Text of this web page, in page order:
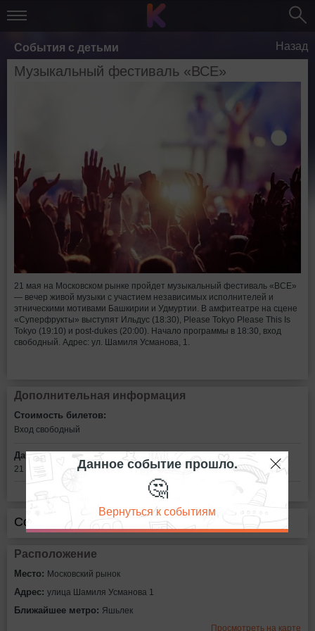
События с детьми Назад
Музыкальный фестиваль «ВСЕ»
21 мая на Московском рынке пройдет музыкальный фестиваль «ВСЕ»
— вечер живой музыки с участием независимых исполнителей и
этническими мотивами Башкирии и Удмуртии. В амфитеатре на сцене
«Суперфрукты» выступят Ильдус (18:30), Please Tokyo Please This Is
Tokyo (19:10) и post-dukes (20:00). Начало программы в 18:30, вход
свободный. Адрес: ул. Шамиля Усманова, 1.
Дополнительная информация
Стоимость билетов:
Вход свободный
Дата:
21 мая в 18:00
Сообщить об ошибке
Расположение
Место: Московский рынок
Адрес: улица Шамиля Усманова 1
Ближайшее метро: Яшьлек
Просмотреть на карте
Данное событие прошло.
🤔
Вернуться к событиям